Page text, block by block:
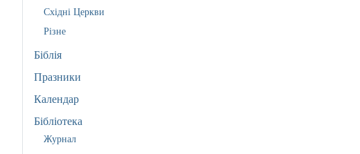
Східні Церкви
Різне
Біблія
Празники
Календар
Бібліотека
Журнал